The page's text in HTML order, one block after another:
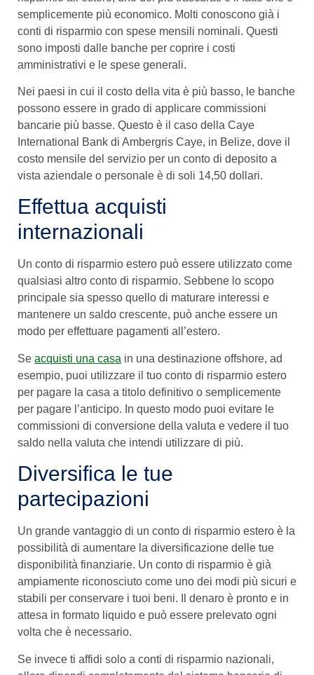
semplicemente più economico. Molti conoscono già i
conti di risparmio con spese mensili nominali. Questi
sono imposti dalle banche per coprire i costi
amministrativi e le spese generali.
Nei paesi in cui il costo della vita è più basso, le banche
possono essere in grado di applicare commissioni
bancarie più basse. Questo è il caso della Caye
International Bank di Ambergris Caye, in Belize, dove il
costo mensile del servizio per un conto di deposito a
vista aziendale o personale è di soli 14,50 dollari.
Effettua acquisti
internazionali
Un conto di risparmio estero può essere utilizzato come
qualsiasi altro conto di risparmio. Sebbene lo scopo
principale sia spesso quello di maturare interessi e
mantenere un saldo crescente, può anche essere un
modo per effettuare pagamenti all’estero.
Se acquisti una casa in una destinazione offshore, ad
esempio, puoi utilizzare il tuo conto di risparmio estero
per pagare la casa a titolo definitivo o semplicemente
per pagare l’anticipo. In questo modo puoi evitare le
commissioni di conversione della valuta e vedere il tuo
saldo nella valuta che intendi utilizzare di più.
Diversifica le tue
partecipazioni
Un grande vantaggio di un conto di risparmio estero è la
possibilità di aumentare la diversificazione delle tue
disponibilità finanziarie. Un conto di risparmio è già
ampiamente riconosciuto come uno dei modi più sicuri e
stabili per conservare i tuoi beni. Il denaro è pronto e in
attesa in formato liquido e può essere prelevato ogni
volta che è necessario.
Se invece ti affidi solo a conti di risparmio nazionali,